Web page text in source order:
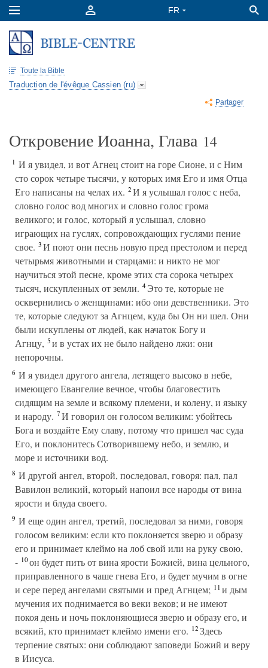
Toute la Bible
Traduction de l'évêque Cassien (ru)
Partager
Откровение Иоанна, Глава 14
1 И я увидел, и вот Агнец стоит на горе Сионе, и с Ним
сто сорок четыре тысячи, у которых имя Его и имя Отца
Его написаны на челах их. 2И я услышал голос с неба,
словно голос вод многих и словно голос грома
великого; и голос, который я услышал, словно
играющих на гуслях, сопровождающих гуслями пение
свое. 3И поют они песнь новую пред престолом и перед
четырьмя животными и старцами: и никто не мог
научиться этой песне, кроме этих ста сорока четырех
тысяч, искупленных от земли. 4Это те, которые не
осквернились о женщинами: ибо они девственники. Это
те, которые следуют за Агнцем, куда бы Он ни шел. Они
были искуплены от людей, как начаток Богу и
Агнцу, 5и в устах их не было найдено лжи: они
непорочны.
6 И я увидел другого ангела, летящего высоко в небе,
имеющего Евангелие вечное, чтобы благовестить
сидящим на земле и всякому племени, и колену, и языку
и народу. 7И говорил он голосом великим: убойтесь
Бога и воздайте Ему славу, потому что пришел час суда
Его, и поклонитесь Сотворившему небо, и землю, и
море и источники вод.
8 И другой ангел, второй, последовал, говоря: пал, пал
Вавилон великий, который напоил все народы от вина
ярости и блуда своего.
9 И еще один ангел, третий, последовал за ними, говоря
голосом великим: если кто поклоняется зверю и образу
его и принимает клеймо на лоб свой или на руку свою,
- 10он будет пить от вина ярости Божией, вина цельного,
приправленного в чаше гнева Его, и будет мучим в огне
и сере перед ангелами святыми и пред Агнцем; 11и дым
мучения их поднимается во веки веков; и не имеют
покоя день и ночь поклоняющиеся зверю и образу его, и
всякий, кто принимает клеймо имени его. 12Здесь
терпение святых: они соблюдают заповеди Божий и веру
в Иисуса.